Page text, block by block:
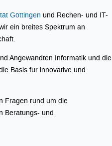
Göttingen und Rechen- und IT-
ein breites Spektrum an
Angewandten Informatik und die
Basis für innovative und
Fragen rund um die
Beratungs- und